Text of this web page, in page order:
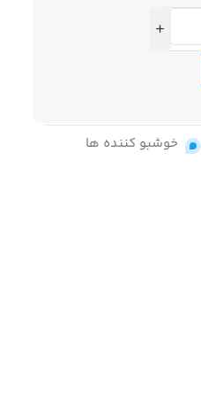
, خوشبو کننده ها